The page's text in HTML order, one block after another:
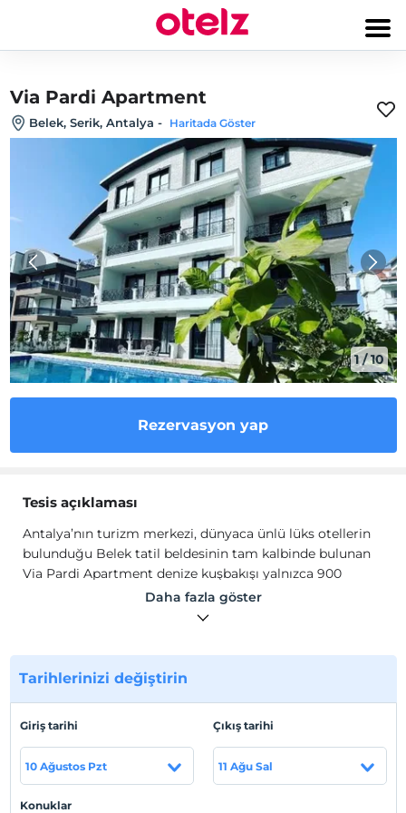
Via Pardi Apartment
Belek, Serik, Antalya - Haritada Göster
1/10
Rezervasyon yap
Tesis açıklaması
Antalya’nın turizm merkezi, dünyaca ünlü lüks otellerin
bulunduğu Belek tatil beldesinin tam kalbinde bulunan
Via Pardi Apartment denize kuşbakışı yalnızca 900
Apartımızda, 2+1 - 3+1 - 4+1 daire tipi seçeneklerimiz
Dairelerimiz tüm aile üyeleriniz ile birlikte ihtiyaçlarınızı
karşılayacak modern ve konforlu eşyalarla donatılmış
girişi, sıcak su, her odada klima ve daha bir çok
imkanlarımız mevcuttur.
Tesis lokasyon bilgileri
Daha fazla göster
Tarihlerinizi değiştirin
Giriş tarihi
10 Ağustos Pzt
Çıkış tarihi
11 Ağu Sal
Konuklar